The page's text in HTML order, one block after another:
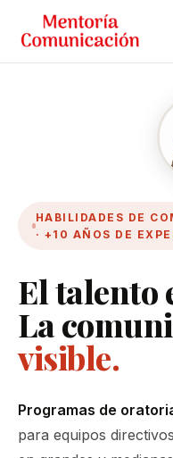
HABILIDADES DE
· +10 AÑOS DE
El talento
La
visible.
Programas de
para equipos